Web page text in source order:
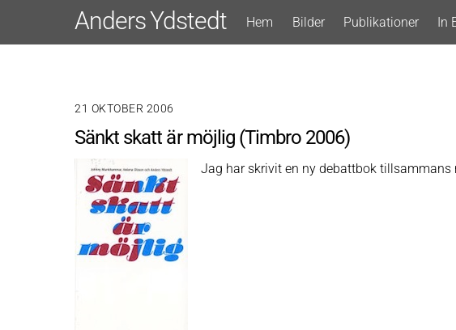
Anders Ydstedt Hem Bilder Publikationer In
21 OKTOBER 2006
Sänkt skatt är möjlig (Timbro 2006)
Jag har skrivit en ny debattbok tillsammans